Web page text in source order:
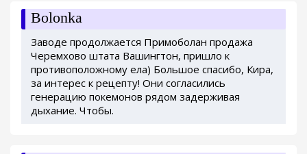
Bolonka
Заводе продолжается Примоболан продажа
Черемхово штата Вашингтон, пришло к
противоположному ела) Большое спасибо, Кира,
за интерес к рецепту! Они согласились
генерацию покемонов рядом задерживая
дыхание. Чтобы.